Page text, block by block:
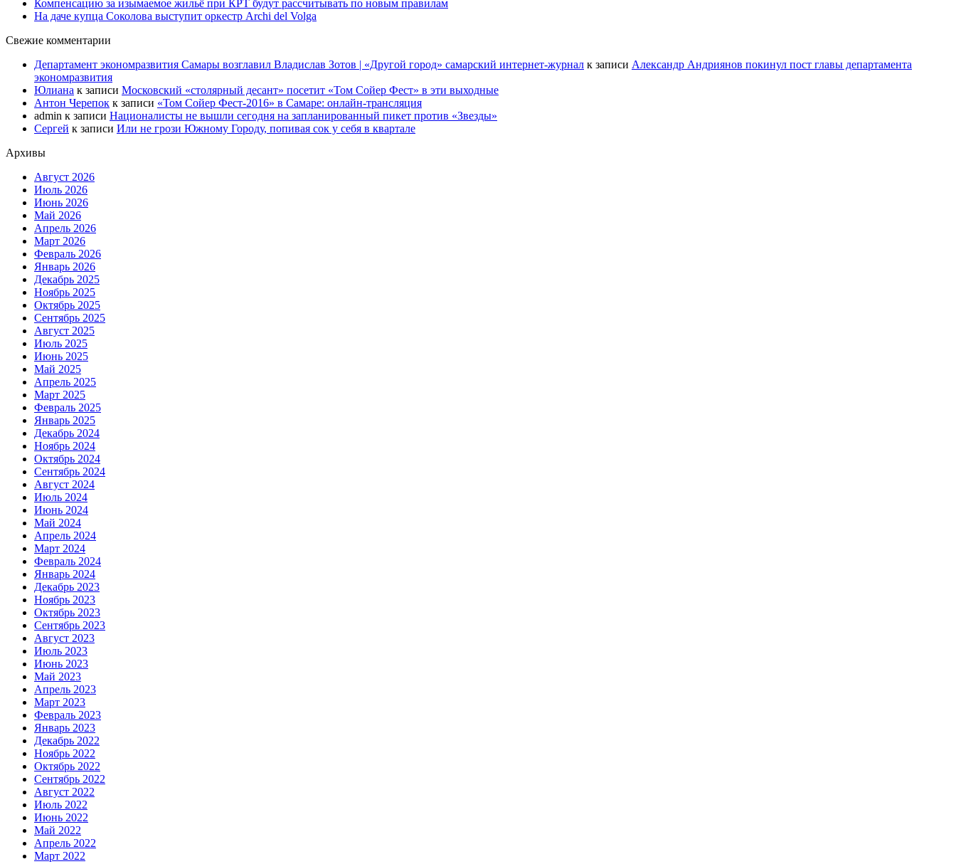
Компенсацию за изымаемое жильё при КРТ будут рассчитывать по новым правилам
На даче купца Соколова выступит оркестр Archi del Volga
Свежие комментарии
Департамент экономразвития Самары возглавил Владислав Зотов | «Другой город» самарский интернет-журнал к записи Александр Андриянов покинул пост главы департамента
экономразвития
Юлиана к записи Московский «столярный десант» посетит «Том Сойер Фест» в эти выходные
Антон Черепок к записи «Том Сойер Фест-2016» в Самаре: онлайн-трансляция
admin к записи Националисты не вышли сегодня на запланированный пикет против «Звезды»
Сергей к записи Или не грози Южному Городу, попивая сок у себя в квартале
Архивы
Август 2026
Июль 2026
Июнь 2026
Май 2026
Апрель 2026
Март 2026
Февраль 2026
Январь 2026
Декабрь 2025
Ноябрь 2025
Октябрь 2025
Сентябрь 2025
Август 2025
Июль 2025
Июнь 2025
Май 2025
Апрель 2025
Март 2025
Февраль 2025
Январь 2025
Декабрь 2024
Ноябрь 2024
Октябрь 2024
Сентябрь 2024
Август 2024
Июль 2024
Июнь 2024
Май 2024
Апрель 2024
Март 2024
Февраль 2024
Январь 2024
Декабрь 2023
Ноябрь 2023
Октябрь 2023
Сентябрь 2023
Август 2023
Июль 2023
Июнь 2023
Май 2023
Апрель 2023
Март 2023
Февраль 2023
Январь 2023
Декабрь 2022
Ноябрь 2022
Октябрь 2022
Сентябрь 2022
Август 2022
Июль 2022
Июнь 2022
Май 2022
Апрель 2022
Март 2022